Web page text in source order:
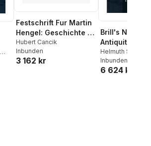
Festschrift Fur Martin
Hengel: Geschichte -
Tradition - Reflexion:
Band II: Griechische
Und Romische Religion
Hubert Cancik
Inbunden
3 162 kr
Brill's New
Antiquity,
(Equ - Has)
Helmuth
Cancik
Inbunden
6 624 kr